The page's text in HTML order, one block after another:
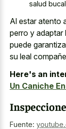
salud
Al estar atento
perro y adaptar
puede
su leal
Here's an
Un Caniche
Fuente: